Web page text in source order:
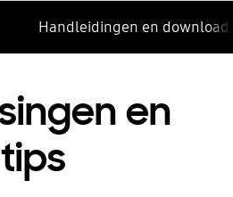
Handleidingen en
en
tips